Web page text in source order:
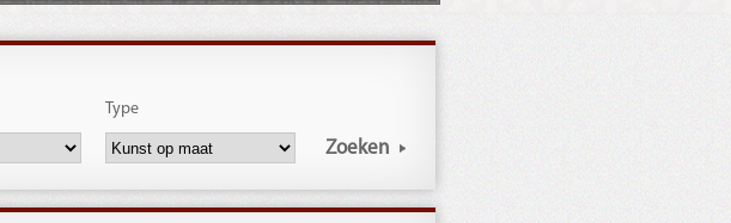
Type
Zoeken